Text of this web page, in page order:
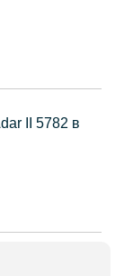
II 5782 в